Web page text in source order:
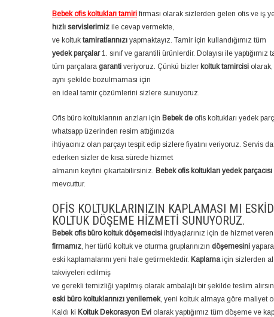
Bebek ofis koltukları tamiri firması olarak sizlerden gelen ofis ve iş
hızlı servislerimiz ile cevap vermekte,
ve koltuk tamiratlarınızı yapmaktayız. Tamir için kullandığımız tüm
yedek parçalar1. sınıf ve garantili ürünlerdir. Dolayısı ile
tüm parçalara garanti veriyoruz. Çünkü bizler koltuk tamircisi
aynı şekilde bozulmaması için
en ideal tamir çözümlerini sizlere sunuyoruz.
Ofis büro koltuklarının arızları için Bebek de ofis koltukları yedek
whatsapp üzerinden resim attığınızda
ihtiyacınız olan parçayı tespit edip sizlere fiyatını veriyoruz. Servis
ederken sizler de kısa sürede hizmet
almanın keyfini çıkartabilirsiniz. Bebek ofis koltukları yedek parçacısı
mevcuttur.
OFIS KOLTUKLARINIZIN KAPLAMASI MI
KOLTUK DÖŞEME HIZMETI SUNUYORUZ.
Bebek ofis büro koltuk döşemecisi ihtiyaçlarınız için de hizmet veren
firmamız, her türlü koltuk ve oturma gruplarınızın döşemesini
eski kaplamalarını yeni hale getirmektedir. Kaplamaiçin sizlerden
takviyeleri edilmiş
ve gerekli temizliği yapılmış olarak ambalajlı bir şekilde teslim
eski büro koltuklarınızı yenilemek, yeni koltuk almaya göre maliyet
Kaldı ki Koltuk Dekorasyon Evi olarak yaptığımız tüm döşeme ve